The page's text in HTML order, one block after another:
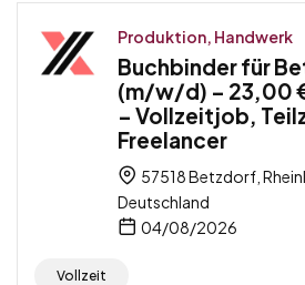
Produktion, Handwerk
Buchbinder für
(m/w/d) – 23,00
– Vollzeitjob,
Freelancer
57518 Betzdorf,
Deutschland
04/08/2026
Vollzeit